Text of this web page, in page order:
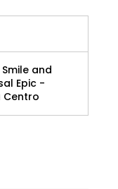
and
Epic -
Centro